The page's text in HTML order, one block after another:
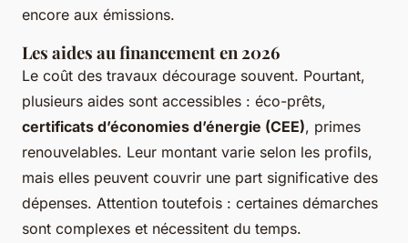
encore aux émissions.
Les aides au financement en 2026
Le coût des travaux décourage souvent. Pourtant,
plusieurs aides sont accessibles : éco-prêts,
certificats d’économies d’énergie (CEE), primes
renouvelables. Leur montant varie selon les profils,
mais elles peuvent couvrir une part significative des
dépenses. Attention toutefois : certaines démarches
sont complexes et nécessitent du temps.